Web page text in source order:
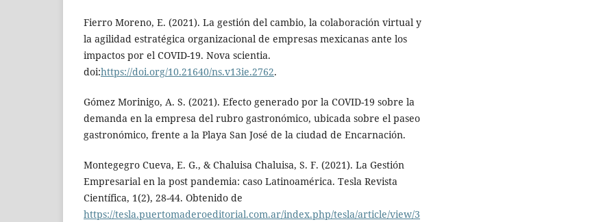
Fierro Moreno, E. (2021). La gestión del cambio, la colaboración virtual y
la agilidad estratégica organizacional de empresas mexicanas ante los
impactos por el COVID-19. Nova scientia.
doi:https://doi.org/10.21640/ns.v13ie.2762.
Gómez Morinigo, A. S. (2021). Efecto generado por la COVID-19 sobre la
demanda en la empresa del rubro gastronómico, ubicada sobre el paseo
gastronómico, frente a la Playa San José de la ciudad de Encarnación.
Montegegro Cueva, E. G., & Chaluisa Chaluisa, S. F. (2021). La Gestión
Empresarial en la post pandemia: caso Latinoamérica. Tesla Revista
Científica, 1(2), 28-44. Obtenido de
https://tesla.puertomaderoeditorial.com.ar/index.php/tesla/article/view/3